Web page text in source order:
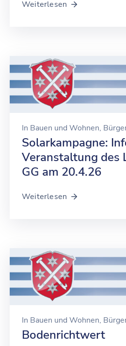
Weiterlesen
In Bauen und Wohnen‚
Solarkampagne:
Veranstaltung des
GG am 20.4.26
Weiterlesen
In Bauen und Wohnen‚
Bodenrichtwert